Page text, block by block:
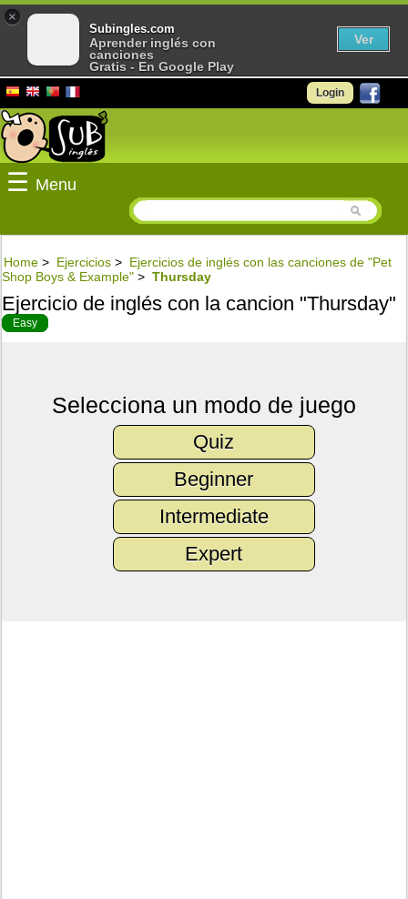
Login
☰ Menu
Home > Ejercicios > Ejercicios de inglés con las canciones de "Pet
Shop Boys & Example" > Thursday
Ejercicio de inglés con la cancion "Thursday"
Easy
Selecciona un modo de juego
Quiz
Beginner
Intermediate
Expert
×
Subingles.com
Aprender inglés con
canciones
Gratis - En Google Play
Ver